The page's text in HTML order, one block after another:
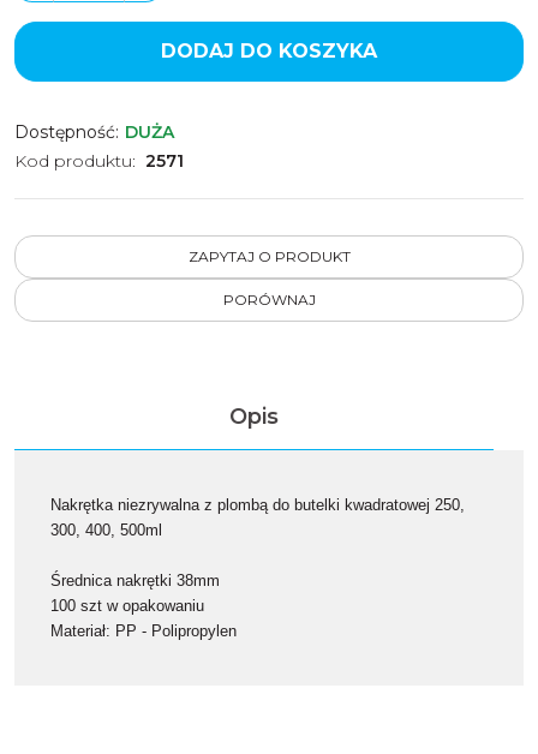
DODAJ DO KOSZYKA
Dostępność: DUŻA
Kod produktu: 2571
ZAPYTAJ O PRODUKT
PORÓWNAJ
Opis
Nakrętka niezrywalna z plombą do butelki kwadratowej 250,
300, 400, 500ml
Średnica nakrętki 38mm
100 szt w opakowaniu
Materiał: PP - Polipropylen